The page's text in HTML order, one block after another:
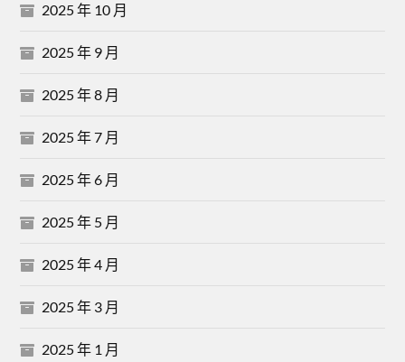
2025 年 10 月
2025 年 9 月
2025 年 8 月
2025 年 7 月
2025 年 6 月
2025 年 5 月
2025 年 4 月
2025 年 3 月
2025 年 1 月